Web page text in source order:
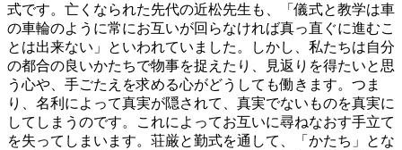
式です。亡くなられた先代の近松先生も、「儀式と教学は車
の車輪のように常にお互いが回らなければ真っ直ぐに進むこ
とは出来ない」といわれていました。しかし、私たちは自分
の都合の良いかたちで物事を捉えたり、見返りを得たいと思
う心や、手ごたえを求める心がどうしても働きます。つま
り、名利によって真実が隠されて、真実でないものを真実に
してしまうのです。これによってお互いに尋ねなおす手立て
を失ってしまいます。荘厳と勤式を通して、「かたち」とな